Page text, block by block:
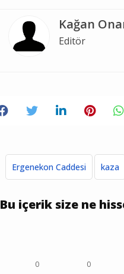
Kağan
Editör
Ergenekon Caddesi kaza
Bu içerik size ne
0 0